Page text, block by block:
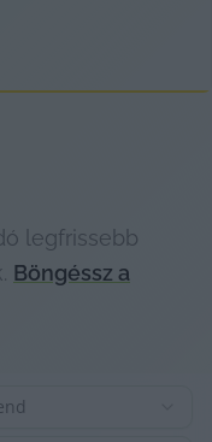
legfrissebb
Böngéssz a